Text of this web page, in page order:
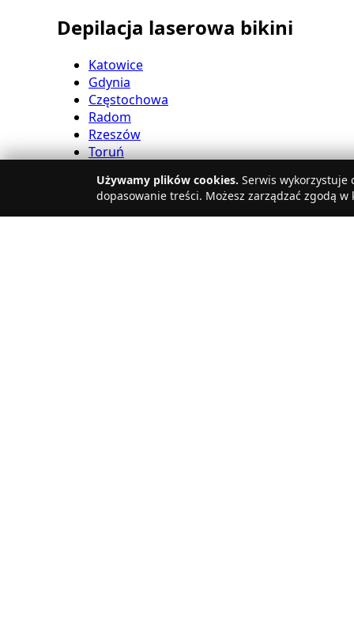
Depilacja laserowa bikini
Katowice
Gdynia
Częstochowa
Radom
Rzeszów
Toruń
Kielce
Gliwice
Olsztyn
Używamy plików cookies. Serwis wykorzystuje
dopasowanie treści. Możesz zarządzać zgodą